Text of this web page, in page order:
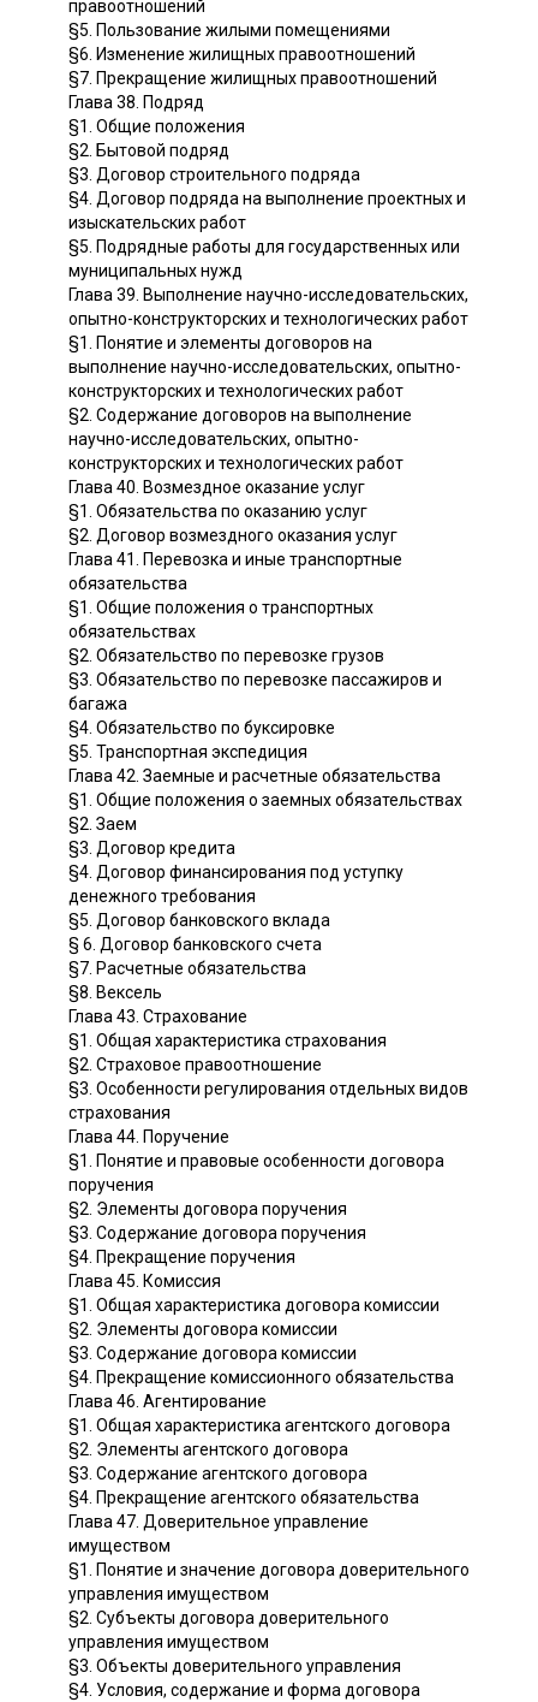
правоотношений
§5. Пользование жилыми помещениями
§6. Изменение жилищных правоотношений
§7. Прекращение жилищных правоотношений
Глава 38. Подряд
§1. Общие положения
§2. Бытовой подряд
§3. Договор строительного подряда
§4. Договор подряда на выполнение проектных и
изыскательских работ
§5. Подрядные работы для государственных или
муниципальных нужд
Глава 39. Выполнение научно-исследовательских,
опытно-конструкторских и технологических работ
§1. Понятие и элементы договоров на
выполнение научно-исследовательских, опытно-
конструкторских и технологических работ
§2. Содержание договоров на выполнение
научно-исследовательских, опытно-
конструкторских и технологических работ
Глава 40. Возмездное оказание услуг
§1. Обязательства по оказанию услуг
§2. Договор возмездного оказания услуг
Глава 41. Перевозка и иные транспортные
обязательства
§1. Общие положения о транспортных
обязательствах
§2. Обязательство по перевозке грузов
§3. Обязательство по перевозке пассажиров и
багажа
§4. Обязательство по буксировке
§5. Транспортная экспедиция
Глава 42. Заемные и расчетные обязательства
§1. Общие положения о заемных обязательствах
§2. Заем
§3. Договор кредита
§4. Договор финансирования под уступку
денежного требования
§5. Договор банковского вклада
§ 6. Договор банковского счета
§7. Расчетные обязательства
§8. Вексель
Глава 43. Страхование
§1. Общая характеристика страхования
§2. Страховое правоотношение
§3. Особенности регулирования отдельных видов
страхования
Глава 44. Поручение
§1. Понятие и правовые особенности договора
поручения
§2. Элементы договора поручения
§3. Содержание договора поручения
§4. Прекращение поручения
Глава 45. Комиссия
§1. Общая характеристика договора комиссии
§2. Элементы договора комиссии
§3. Содержание договора комиссии
§4. Прекращение комиссионного обязательства
Глава 46. Агентирование
§1. Общая характеристика агентского договора
§2. Элементы агентского договора
§3. Содержание агентского договора
§4. Прекращение агентского обязательства
Глава 47. Доверительное управление
имуществом
§1. Понятие и значение договора доверительного
управления имуществом
§2. Субъекты договора доверительного
управления имуществом
§3. Объекты доверительного управления
§4. Условия, содержание и форма договора